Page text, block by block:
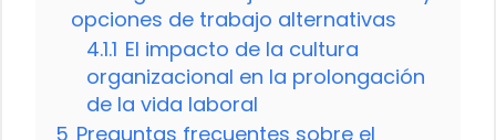
opciones de trabajo alternativas
4.1.1 El impacto de la cultura
organizacional en la prolongación
de la vida laboral
5 Preguntas frecuentes sobre el